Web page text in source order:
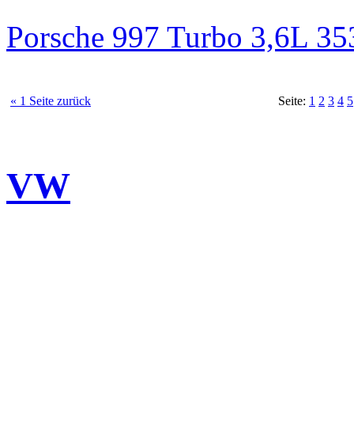
Porsche 997 Turbo 3,6L
« 1 Seite zurück Seite: 1 2 3 4 5
VW